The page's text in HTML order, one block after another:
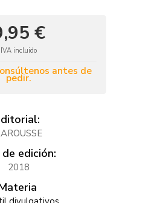
€
IVA incluido
antes de
pedir.
edición:
2018